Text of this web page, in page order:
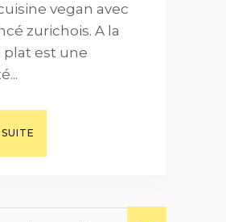
vegan avec
zurichois. A la
plat est une